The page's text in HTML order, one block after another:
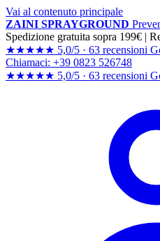
Vai al contenuto principale
ZAINI SPRAYGROUND
Spedizione gratuita sopra 199€ |
★★★★★ 5,0/5 · 63 recensioni
Chiamaci: +39 0823 526748
★★★★★ 5,0/5 · 63 recensioni